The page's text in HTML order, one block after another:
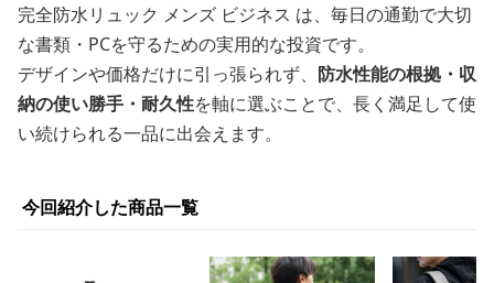
完全防水リュック メンズ ビジネス は、毎日の通勤で大切
な書類・PCを守るための実用的な投資です。
デザインや価格だけに引っ張られず、 防水性能の根拠・収
納の使い勝手・耐久性を軸に選ぶことで、長く満足して使
い続けられる一品に出会えます。
今回紹介した商品一覧